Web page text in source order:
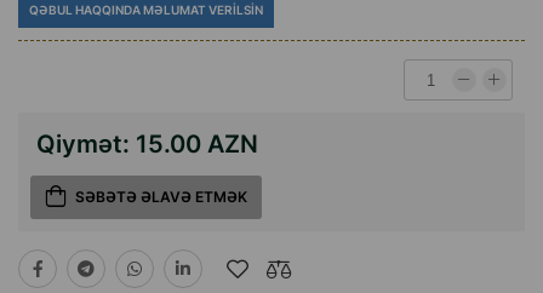
QƏBUL HAQQINDA MƏLUMAT VERILSIN
Qiymət: 15.00 AZN
SƏBƏTƏ ƏLAVƏ ETMƏK